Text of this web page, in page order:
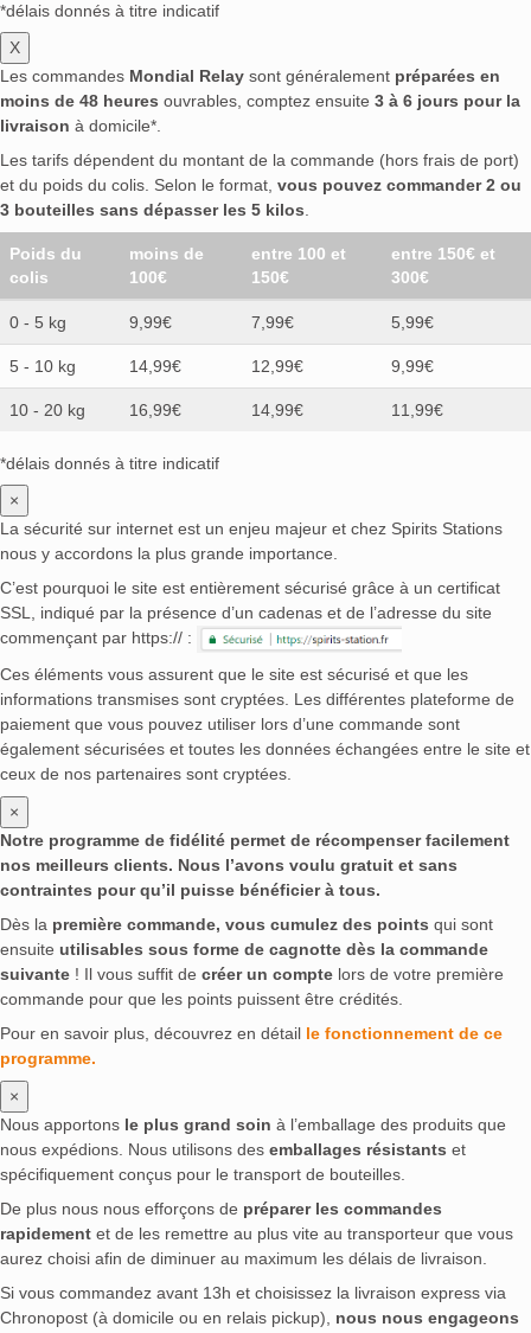
*délais donnés à titre indicatif
X
Les commandes Mondial Relay sont généralement préparées en
moins de 48 heures ouvrables, comptez ensuite 3 à 6 jours pour la
livraison à domicile*.
Les tarifs dépendent du montant de la commande (hors frais de port)
et du poids du colis. Selon le format, vous pouvez commander 2 ou
3 bouteilles sans dépasser les 5 kilos.
Poids du
colis
moins de
100€
entre 100 et
150€
entre 150€ et
300€
0 - 5 kg 9,99€ 7,99€ 5,99€
5 - 10 kg 14,99€ 12,99€ 9,99€
10 - 20 kg 16,99€ 14,99€ 11,99€
*délais donnés à titre indicatif
×
La sécurité sur internet est un enjeu majeur et chez Spirits Stations
nous y accordons la plus grande importance.
C’est pourquoi le site est entièrement sécurisé grâce à un certificat
SSL, indiqué par la présence d’un cadenas et de l’adresse du site
commençant par https:// :
Ces éléments vous assurent que le site est sécurisé et que les
informations transmises sont cryptées. Les différentes plateforme de
paiement que vous pouvez utiliser lors d’une commande sont
également sécurisées et toutes les données échangées entre le site et
ceux de nos partenaires sont cryptées.
×
Notre programme de fidélité permet de récompenser facilement
nos meilleurs clients. Nous l’avons voulu gratuit et sans
contraintes pour qu’il puisse bénéficier à tous.
Dès la première commande, vous cumulez des points qui sont
ensuite utilisables sous forme de cagnotte dès la commande
suivante ! Il vous suffit de créer un compte lors de votre première
commande pour que les points puissent être crédités.
Pour en savoir plus, découvrez en détail le fonctionnement de ce
programme.
×
Nous apportons le plus grand soin à l’emballage des produits que
nous expédions. Nous utilisons des emballages résistants et
spécifiquement conçus pour le transport de bouteilles.
De plus nous nous efforçons de préparer les commandes
rapidement et de les remettre au plus vite au transporteur que vous
aurez choisi afin de diminuer au maximum les délais de livraison.
Si vous commandez avant 13h et choisissez la livraison express via
Chronopost (à domicile ou en relais pickup), nous nous engageons